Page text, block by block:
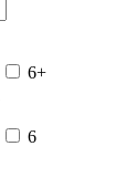
6+
6